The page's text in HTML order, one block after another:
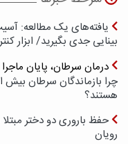
یافته‌های یک مطالعه:
بینایی جدی بگیرید/ ابزار
درمان سرطان، پایان
چرا بازماندگان سرطان
هستند؟
حفظ باروری دو دختر
رویان